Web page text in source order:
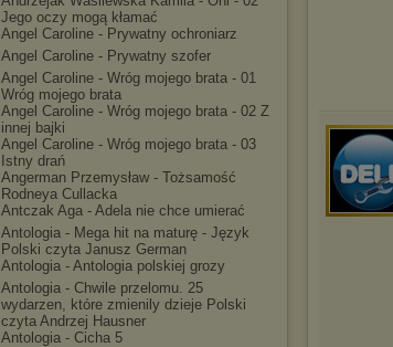
Jego oczy mogą kłamać
Angel Caroline - Prywatny ochroniarz
Angel Caroline - Prywatny szofer
Angel Caroline - Wróg mojego brata - 01
Wróg mojego brata
Angel Caroline - Wróg mojego brata - 02 Z
innej bajki
Angel Caroline - Wróg mojego brata - 03
Istny drań
Angerman Przemysław - Tożsamość
Rodneya Cullacka
Antczak Aga - Adela nie chce umierać
Antologia - Mega hit na maturę - Język
Polski czyta Janusz German
Antologia - Antologia polskiej grozy
Antologia - Chwile przelomu. 25
wydarzen, które zmienily dzieje Polski
czyta Andrzej Hausner
Antologia - Cicha 5